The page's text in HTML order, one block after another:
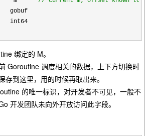
gobuf
int64
绑定的 M。
Goroutine 调度相关的数据，上下方切换时
存到这里，用的时候再取出来。
的唯一标识，对开发者不可见，一般不
开发团队未向外开放访问此字段。